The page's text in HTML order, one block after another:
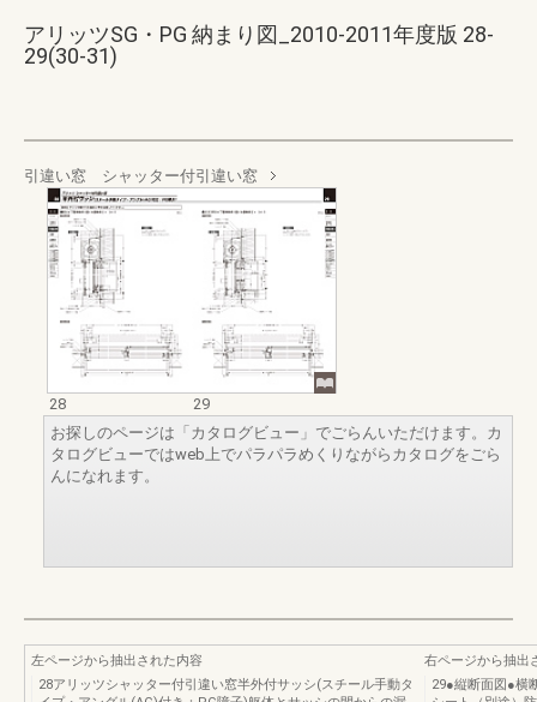
アリッツSG・PG 納まり図_2010-2011年度版 28-
29(30-31)
引違い窓 シャッター付引違い窓
28
29
お探しのページは「カタログビュー」でごらんいただけます。カ
タログビューではweb上でパラパラめくりながらカタログをごら
んになれます。
左ページから抽出された内容
28アリッツシャッター付引違い窓半外付サッシ(スチール手動タ
右ページから抽出
29●縦断面図●横